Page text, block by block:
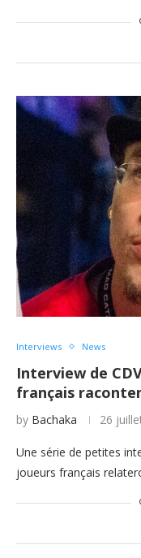
Interviews News
Interview de
français
by Bachaka 26
Une série de petites
joueurs français